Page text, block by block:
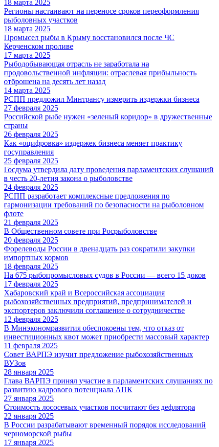
18 марта 2025
Регионы настаивают на переносе сроков переоформления
рыболовных участков
18 марта 2025
Промысел рыбы в Крыму восстановился после ЧС
Керченском проливе
17 марта 2025
Рыбодобывающая отрасль не заработала на
продовольственной инфляции: отраслевая прибыльность
отброшена на десять лет назад
14 марта 2025
РСПП предложил Минтрансу измерить издержки бизнеса
27 февраля 2025
Российской рыбе нужен «зеленый коридор» в дружественные
страны
26 февраля 2025
Как «оцифровка» издержек бизнеса меняет практику
госуправления
25 февраля 2025
Госдума утвердила дату проведения парламентских слушаний
в честь 20-летия закона о рыболовстве
24 февраля 2025
РСПП разработает комплексные предложения по
гармонизации требований по безопасности на рыболовном
флоте
21 февраля 2025
В Общественном совете при Росрыболовстве
20 февраля 2025
Форелеводы России в двенадцать раз сократили закупки
импортных кормов
18 февраля 2025
На 675 рыбопромысловых судов в России — всего 15 доков
17 февраля 2025
Хабаровский край и Всероссийская ассоциация
рыбохозяйственных предприятий, предпринимателей и
экспортеров заключили соглашение о сотрудничестве
12 февраля 2025
В Минэкономразвития обеспокоены тем, что отказ от
инвестиционных квот может приобрести массовый характер
11 февраля 2025
Совет ВАРПЭ изучит предложение рыбохозяйственных
ВУЗов
28 января 2025
Глава ВАРПЭ принял участие в парламентских слушаниях по
развитию кадрового потенциала АПК
27 января 2025
Стоимость лососевых участков посчитают без дефлятора
22 января 2025
В России разрабатывают временный порядок исследований
черноморской рыбы
17 января 2025